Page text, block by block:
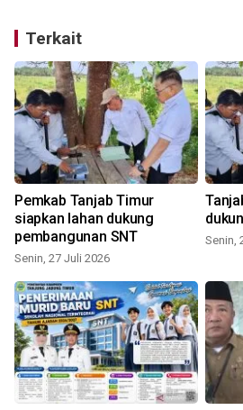
Terkait
Pemkab Tanjab Timur
siapkan lahan dukung
pembangunan SNT
Senin, 27 Juli 2026
Senin,